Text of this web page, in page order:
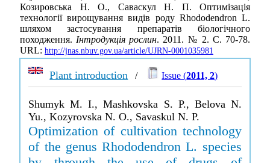
Козировська Н. О., Саваскул Н. П. Оптимізація
технології вирощування видів роду Rhododendron L.
шляхом застосування препаратів біологічного
походження.Інтродукція рослин. 2011. № 2. С. 70-78.
URL: http://jnas.nbuv.gov.ua/article/UJRN-0001035981
Plant introduction / Issue (2011, 2)
Shumyk M. I., Mashkovska S. P., Belova N.
Yu., Kozyrovska N. O., Savaskul N. P.
Optimization of cultivation technology
of the genus Rhododendron L. species